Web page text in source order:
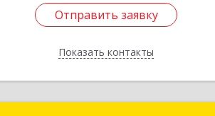
Отправить заявку
Показать контакты
Отправить заявку
Назад